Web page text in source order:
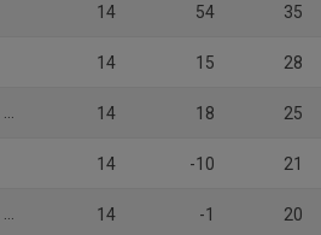
14 54 35
14 15 28
14 18 25
14 -10 21
14 -1 20